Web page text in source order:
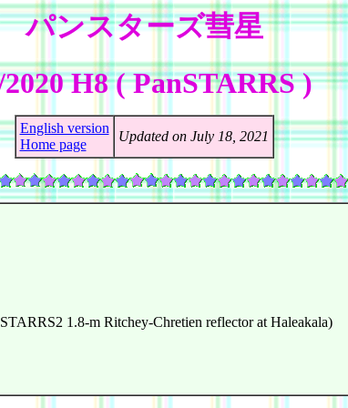
パンスターズ彗星
H8 ( PanSTARRS )
English version
Home page
Updated on July 18, 2021
1.8-m Ritchey-Chretien reflector at Haleakala)